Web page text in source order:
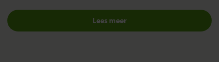
Lees meer